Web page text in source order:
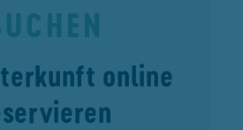
online